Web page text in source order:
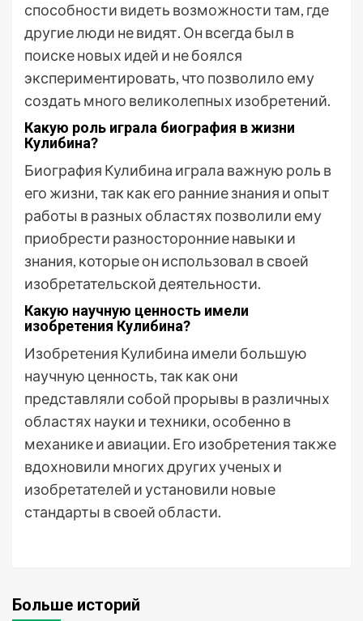
способности видеть возможности там, где
другие люди не видят. Он всегда был в
поиске новых идей и не боялся
экспериментировать, что позволило ему
создать много великолепных изобретений.
Какую роль играла биография в жизни
Кулибина?
Биография Кулибина играла важную роль в
его жизни, так как его ранние знания и опыт
работы в разных областях позволили ему
приобрести разносторонние навыки и
знания, которые он использовал в своей
изобретательской деятельности.
Какую научную ценность имели
изобретения Кулибина?
Изобретения Кулибина имели большую
научную ценность, так как они
представляли собой прорывы в различных
областях науки и техники, особенно в
механике и авиации. Его изобретения также
вдохновили многих других ученых и
изобретателей и установили новые
стандарты в своей области.
Больше историй